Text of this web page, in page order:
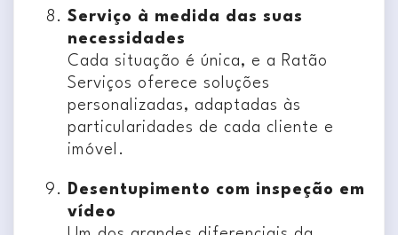
Serviço à medida das suas
necessidades
Cada situação é única, e a Ratão
Serviços oferece soluções
personalizadas, adaptadas às
particularidades de cada cliente e
imóvel.
Desentupimento com inspeção em
vídeo